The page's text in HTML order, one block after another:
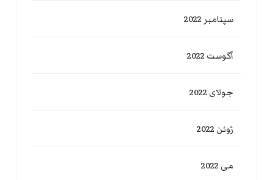
سپتامبر 2022
آگوست 2022
جولای 2022
ژوئن 2022
می 2022